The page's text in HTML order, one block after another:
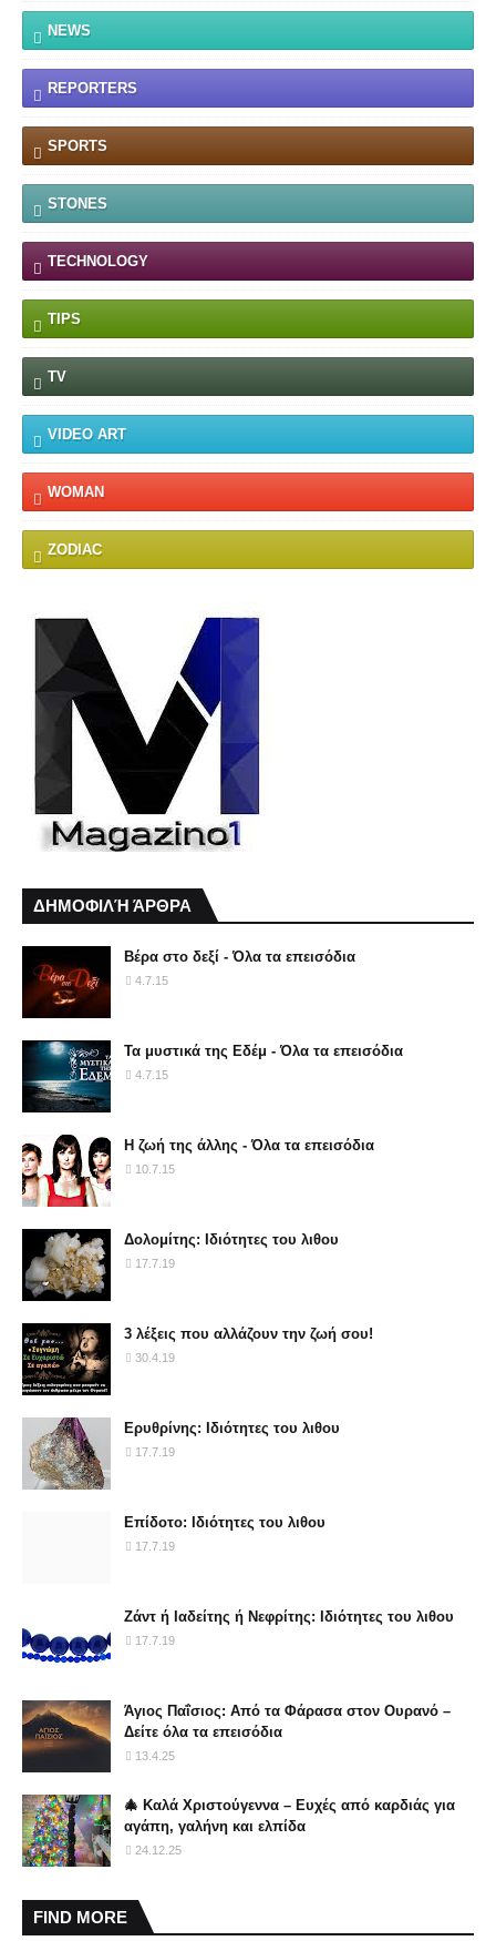
NEWS
REPORTERS
SPORTS
STONES
TECHNOLOGY
TIPS
TV
VIDEO ART
WOMAN
ZODIAC
ΔΗΜΟΦΙΛΉ ΆΡΘΡΑ
Βέρα στο δεξί - Όλα τα επεισόδια
4.7.15
Τα μυστικά της Εδέμ - Όλα τα επεισόδια
4.7.15
Η ζωή της άλλης - Όλα τα επεισόδια
10.7.15
Δολομίτης: Ιδιότητες του λιθου
17.7.19
3 λέξεις που αλλάζουν την ζωή σου!
30.4.19
Ερυθρίνης: Ιδιότητες του λιθου
17.7.19
Επίδοτο: Ιδιότητες του λιθου
17.7.19
Ζάντ ή Ιαδείτης ή Νεφρίτης: Ιδιότητες του λιθου
17.7.19
Άγιος Παΐσιος: Από τα Φάρασα στον Ουρανό –
Δείτε όλα τα επεισόδια
13.4.25
🎄 Καλά Χριστούγεννα – Ευχές από καρδιάς για
αγάπη, γαλήνη και ελπίδα
24.12.25
FIND MORE